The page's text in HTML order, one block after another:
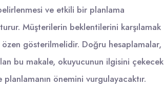
ve etkili bir planlama
Müşterilerin beklentilerini karşılamak
gösterilmelidir. Doğru hesaplamalar,
bu makale, okuyucunun ilgisini çekecek
planlamanın önemini vurgulayacaktır.